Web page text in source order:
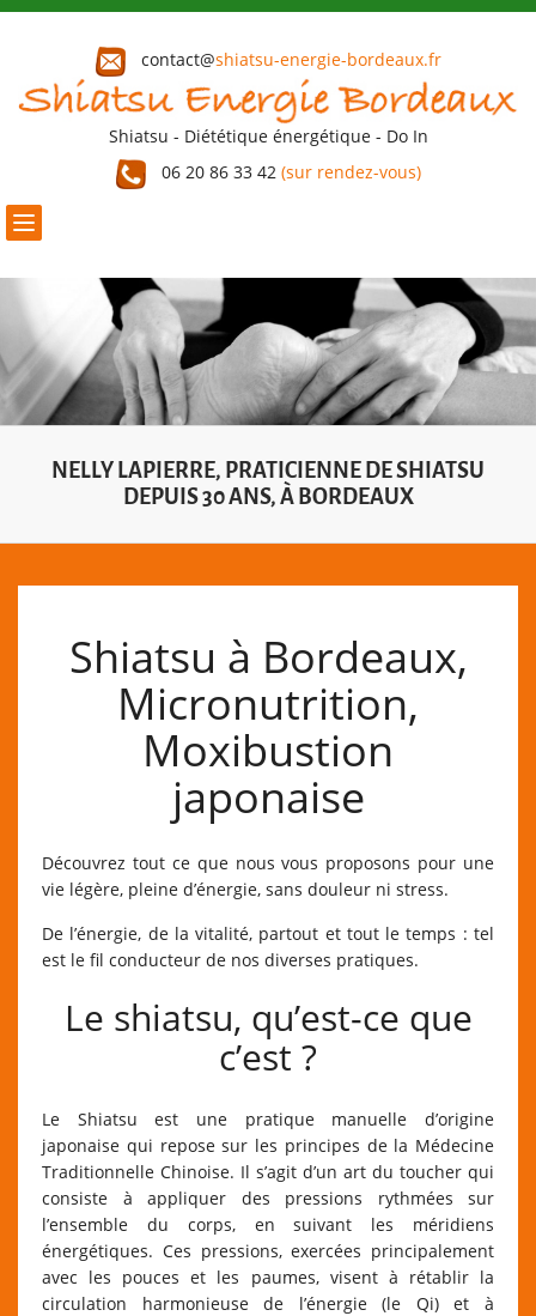
contact@shiatsu-energie-bordeaux.fr
Shiatsu - Diététique énergétique - Do In
06 20 86 33 42 (sur rendez-vous)
Toggle
navigation
NELLY LAPIERRE, PRATICIENNE DE SHIATSU
DEPUIS 30 ANS, À BORDEAUX
Shiatsu à Bordeaux,
Micronutrition,
Moxibustion
japonaise
Découvrez tout ce que nous vous proposons pour une
vie légère, pleine d’énergie, sans douleur ni stress.
De l’énergie, de la vitalité, partout et tout le temps : tel
est le fil conducteur de nos diverses pratiques.
Le shiatsu, qu’est-ce que
c’est ?
Le Shiatsu est une pratique manuelle d’origine
japonaise qui repose sur les principes de la Médecine
Traditionnelle Chinoise. Il s’agit d’un art du toucher qui
consiste à appliquer des pressions rythmées sur
l’ensemble du corps, en suivant les méridiens
énergétiques. Ces pressions, exercées principalement
avec les pouces et les paumes, visent à rétablir la
circulation harmonieuse de l’énergie (le Qi) et à